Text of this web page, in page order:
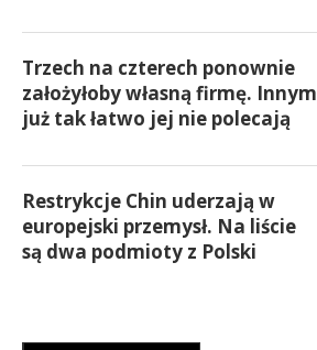
Trzech na czterech ponownie
założyłoby własną firmę. Innym
już tak łatwo jej nie polecają
Restrykcje Chin uderzają w
europejski przemysł. Na liście
są dwa podmioty z Polski